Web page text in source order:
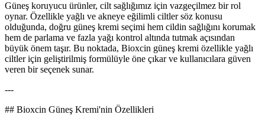
Güneş koruyucu ürünler, cilt sağlığımız için vazgeçilmez bir rol
oynar. Özellikle yağlı ve akneye eğilimli ciltler söz konusu
olduğunda, doğru güneş kremi seçimi hem cildin sağlığını korumak
hem de parlama ve fazla yağı kontrol altında tutmak açısından
büyük önem taşır. Bu noktada, Bioxcin güneş kremi özellikle yağlı
ciltler için geliştirilmiş formülüyle öne çıkar ve kullanıcılara güven
veren bir seçenek sunar.
---
## Bioxcin Güneş Kremi'nin Özellikleri